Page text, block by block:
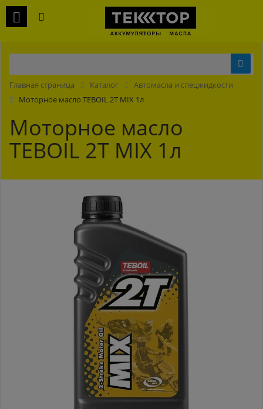
Главная страница Каталог
Автомасла и спецжидкости
Моторное масло TEBOIL 2T MIX 1л
Моторное масло
TEBOIL 2T MIX 1л